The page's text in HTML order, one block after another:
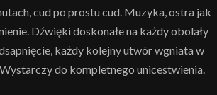
cud po prostu cud. Muzyka, ostra jak
Dźwięki doskonałe na każdy obolały
każdy kolejny utwór wgniata w
do kompletnego unicestwienia.